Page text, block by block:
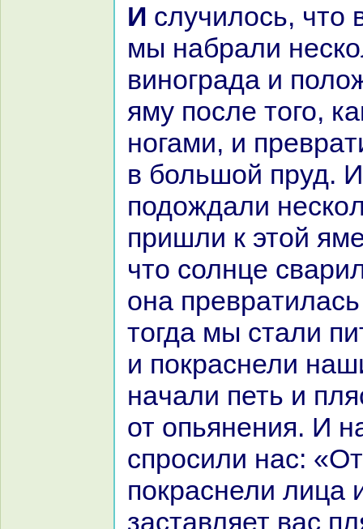
И случилось, что в какoй-то день
мы нaбpaли
виногpaда и
яму после того,
ногами, и
в большой пруд.
подождали
пришли к этой
что солнце
онa
тогда мы стали
и покpaснели
нaчали петь и
от опьянения. И
спросили нaс:
покpaснели лица
заставляет вас